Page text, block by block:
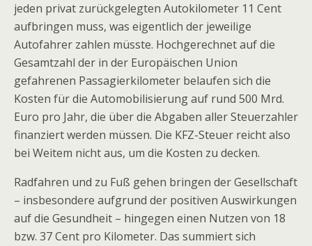
jeden privat zurückgelegten Autokilometer 11 Cent
aufbringen muss, was eigentlich der jeweilige
Autofahrer zahlen müsste. Hochgerechnet auf die
Gesamtzahl der in der Europäischen Union
gefahrenen Passagierkilometer belaufen sich die
Kosten für die Automobilisierung auf rund 500 Mrd.
Euro pro Jahr, die über die Abgaben aller Steuerzahler
finanziert werden müssen. Die KFZ-Steuer reicht also
bei Weitem nicht aus, um die Kosten zu decken.
Radfahren und zu Fuß gehen bringen der Gesellschaft
– insbesondere aufgrund der positiven Auswirkungen
auf die Gesundheit – hingegen einen Nutzen von 18
bzw. 37 Cent pro Kilometer. Das summiert sich